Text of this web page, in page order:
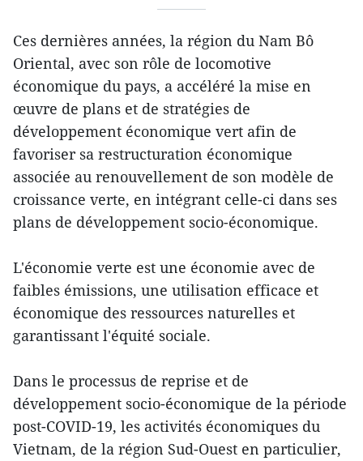
Ces dernières années, la région du Nam Bô
Oriental, avec son rôle de locomotive
économique du pays, a accéléré la mise en
œuvre de plans et de stratégies de
développement économique vert afin de
favoriser sa restructuration économique
associée au renouvellement de son modèle de
croissance verte, en intégrant celle-ci dans ses
plans de développement socio-économique.
L'économie verte est une économie avec de
faibles émissions, une utilisation efficace et
économique des ressources naturelles et
garantissant l'équité sociale.
Dans le processus de reprise et de
développement socio-économique de la période
post-COVID-19, les activités économiques du
Vietnam, de la région Sud-Ouest en particulier,